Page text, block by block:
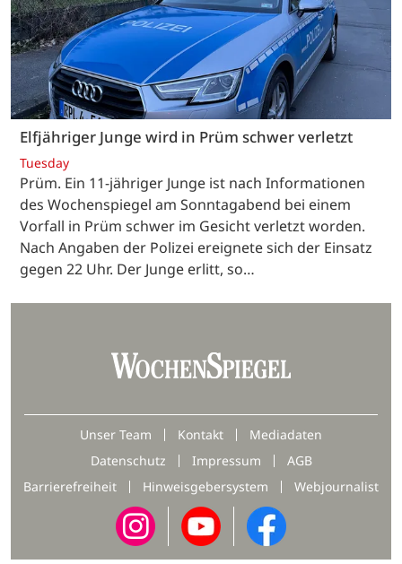
Elfjähriger Junge wird in Prüm schwer verletzt
Tuesday
Prüm. Ein 11-jähriger Junge ist nach Informationen
des Wochenspiegel am Sonntagabend bei einem
Vorfall in Prüm schwer im Gesicht verletzt worden.
Nach Angaben der Polizei ereignete sich der Einsatz
gegen 22 Uhr. Der Junge erlitt, so…
Unser Team Kontakt
Mediadaten
Datenschutz
Impressum
AGB
Barrierefreiheit
Hinweisgebersystem Webjournalist